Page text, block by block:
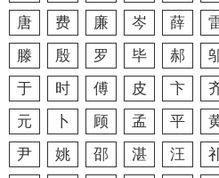
唐
费 廉 岑 薛
滕
殷 罗 毕 郝
于
时 傅 皮 卞
元
卜 顾 孟 平
尹
姚 邵 湛 汪